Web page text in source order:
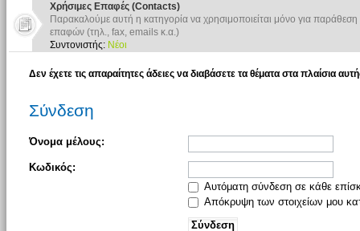
Χρήσιμες Επαφές (Contacts)
Παρακαλούμε αυτή η κατηγορία να χρησιμοποιείται μόνο για
επαφών (τηλ., fax, emails κ.α.)
Συντονιστής: Νέοι
Δεν έχετε τις απαραίτητες άδειες να διαβάσετε τα θέματα στα πλαίσια
Σύνδεση
Όνομα μέλους:
Κωδικός:
Αυτόματη σύνδεση σε κάθε
Απόκρυψη των στοιχείων μου